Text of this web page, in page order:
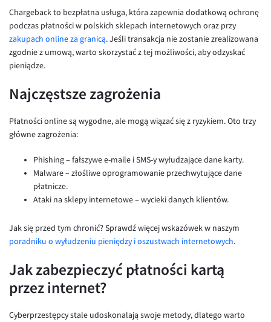
Chargeback to bezpłatna usługa, która zapewnia dodatkową ochronę
podczas płatności w polskich sklepach internetowych oraz przy
zakupach online za granicą. Jeśli transakcja nie zostanie zrealizowana
zgodnie z umową, warto skorzystać z tej możliwości, aby odzyskać
pieniądze.
Najczęstsze zagrożenia
Płatności online są wygodne, ale mogą wiązać się z ryzykiem. Oto trzy
główne zagrożenia:
Phishing – fałszywe e-maile i SMS-y wyłudzające dane karty.
Malware – złośliwe oprogramowanie przechwytujące dane
płatnicze.
Ataki na sklepy internetowe – wycieki danych klientów.
Jak się przed tym chronić? Sprawdź więcej wskazówek w naszym
poradniku o wyłudzeniu pieniędzy i oszustwach internetowych.
Jak zabezpieczyć płatności kartą
przez internet?
Cyberprzestępcy stale udoskonalają swoje metody, dlatego warto